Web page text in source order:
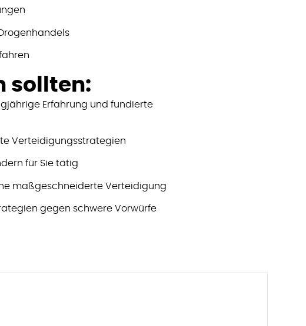
sollten:
Erfahrung und fundierte
Verteidigungsstrategien
für Sie tätig
maßgeschneiderte Verteidigung
gegen schwere Vorwürfe